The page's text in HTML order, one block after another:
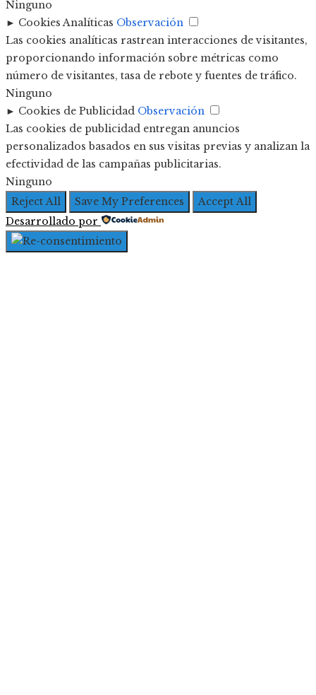
Ninguno
► Cookies Analíticas Observación
Las cookies analíticas rastrean interacciones de visitantes,
proporcionando información sobre métricas como
número de visitantes, tasa de rebote y fuentes de tráfico.
Ninguno
► Cookies de Publicidad Observación
Las cookies de publicidad entregan anuncios
personalizados basados en sus visitas previas y analizan la
efectividad de las campañas publicitarias.
Ninguno
Reject All
Save My Preferences
Accept All
Desarrollado por